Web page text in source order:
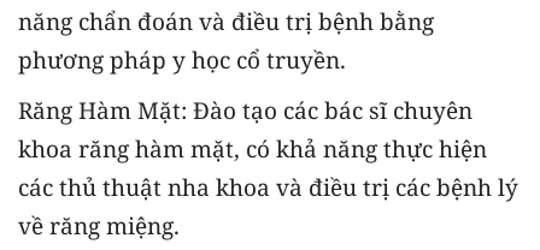
năng chẩn đoán và điều trị bệnh bằng
phương pháp y học cổ truyền.
Răng Hàm Mặt: Đào tạo các bác sĩ chuyên
khoa răng hàm mặt, có khả năng thực hiện
các thủ thuật nha khoa và điều trị các bệnh lý
về răng miệng.